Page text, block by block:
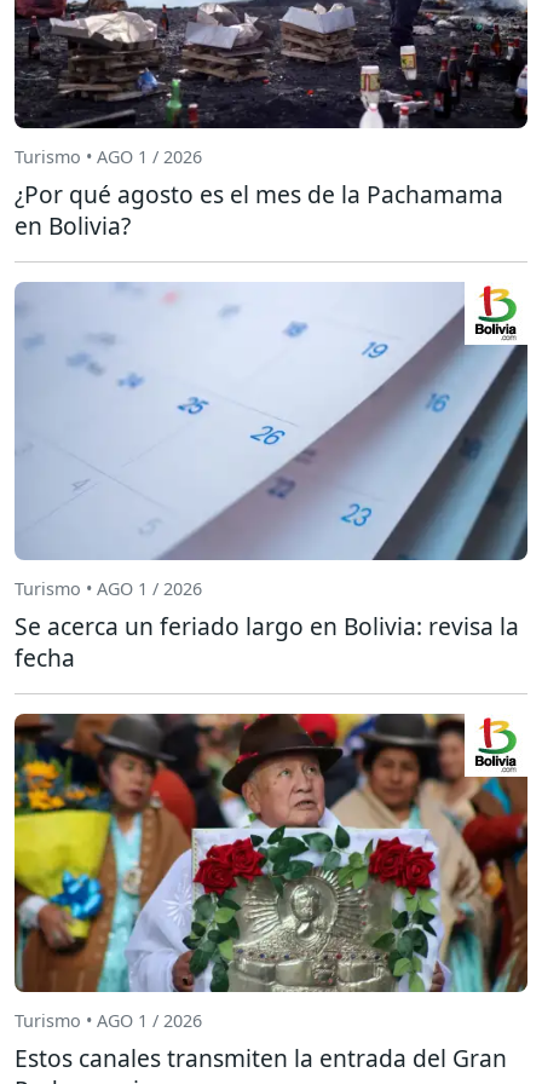
Turismo • AGO 1 / 2026
¿Por qué agosto es el mes de la Pachamama
en Bolivia?
Turismo • AGO 1 / 2026
Se acerca un feriado largo en Bolivia: revisa la
fecha
Turismo • AGO 1 / 2026
Estos canales transmiten la entrada del Gran